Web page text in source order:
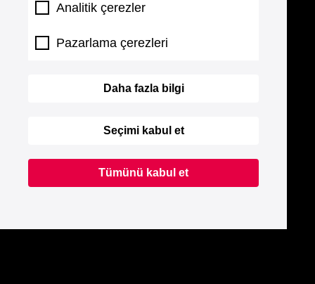
Analitik çerezler
Pazarlama çerezleri
Daha fazla bilgi
Seçimi kabul et
Tümünü kabul et